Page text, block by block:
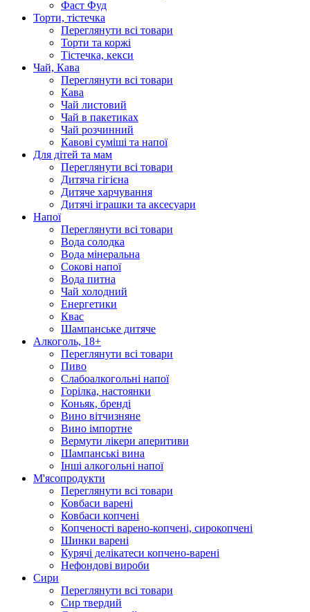
Фаст Фуд
Торти, тістечка
Переглянути всі товари
Торти та коржі
Тістечка, кекси
Чай, Кава
Переглянути всі товари
Кава
Чай листовий
Чай в пакетиках
Чай розчинний
Кавові суміші та напої
Для дітей та мам
Переглянути всі товари
Дитяча гігієна
Дитяче харчування
Дитячі іграшки та аксесуари
Напої
Переглянути всі товари
Вода солодка
Вода мінеральна
Сокові напої
Вода питна
Чай холодний
Енергетики
Квас
Шампанське дитяче
Алкоголь, 18+
Переглянути всі товари
Пиво
Слабоалкогольні напої
Горілка, настоянки
Коньяк, бренді
Вино вітчизняне
Вино імпортне
Вермути лікери аперитиви
Шампанські вина
Інші алкогольні напої
М'ясопродукти
Переглянути всі товари
Ковбаси варені
Ковбаси копчені
Копченості варено-копчені, сирокопчені
Шинки варені
Курячі делікатеси копчено-варені
Нефондові вироби
Сири
Переглянути всі товари
Сир твердий